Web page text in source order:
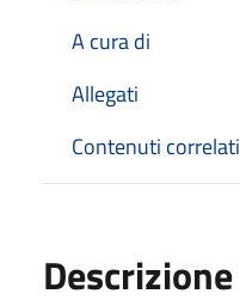
A cura di
Allegati
Contenuti correlati
Descrizione